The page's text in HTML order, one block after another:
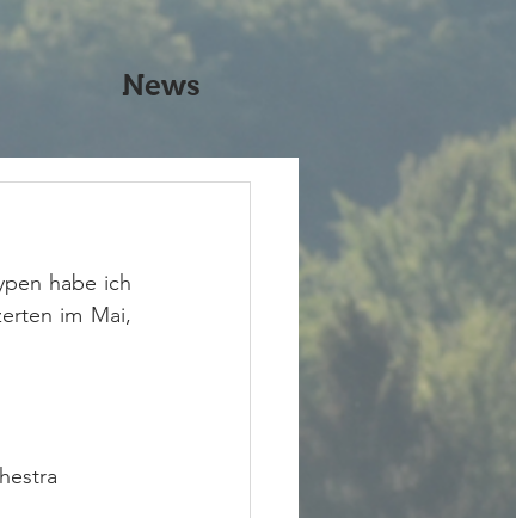
News
habe ich
im Mai,